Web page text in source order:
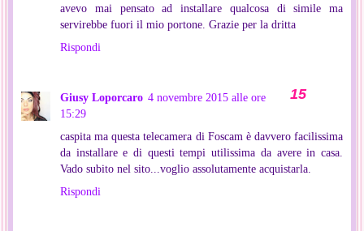
avevo mai pensato ad installare qualcosa di simile ma
servirebbe fuori il mio portone. Grazie per la dritta
Rispondi
Giusy Loporcaro 4 novembre 2015 alle ore
15:29
caspita ma questa telecamera di Foscam è davvero facilissima
da installare e di questi tempi utilissima da avere in casa.
Vado subito nel sito...voglio assolutamente acquistarla.
Rispondi